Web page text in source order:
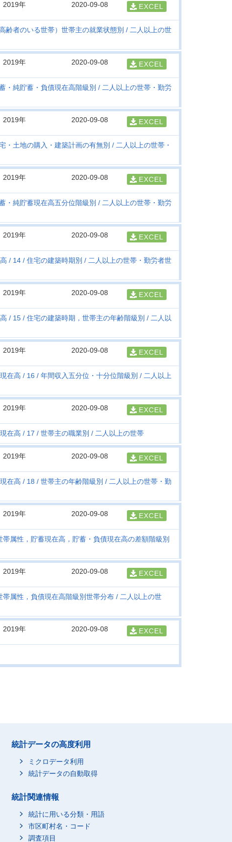
2019年 2020-09-08 EXCEL
高齢者のいる世帯）世帯主の就業状態別
二人以上の世
2019年 2020-09-08 EXCEL
・純貯蓄・負債現在高階級別
二人以上の世帯・勤労
2019年 2020-09-08 EXCEL
・土地の購入・建築計画の有無別
二人以上の世帯・
2019年 2020-09-08 EXCEL
・純貯蓄現在高五分位階級別
二人以上の世帯・勤労
2019年 2020-09-08 EXCEL
14 住宅の建築時期別
二人以上の世帯・勤労者世
2019年 2020-09-08 EXCEL
15 住宅の建築時期，世帯主の年齢階級別
二人以
2019年 2020-09-08 EXCEL
在高 16 年間収入五分位・十分位階級別
二人以上
2019年 2020-09-08 EXCEL
在高 17 世帯主の職業別 二人以上の世帯
2019年 2020-09-08 EXCEL
在高 18 世帯主の年齢階級別
二人以上の世帯・勤
2019年 2020-09-08 EXCEL
帯属性，貯蓄現在高，貯蓄・負債現在高の差額階級別
2019年 2020-09-08 EXCEL
帯属性，負債現在高階級別世帯分布
二人以上の世
2019年 2020-09-08 EXCEL
統計データの高度利用
ミクロデータ利用
統計データの自動取得
統計関連情報
統計に用いる分類・用語
市区町村名・コード
調査項目